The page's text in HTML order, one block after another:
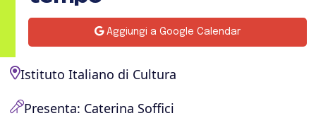
Aggiungi a Google Calendar
Istituto Italiano di Cultura
Presenta: Caterina Soffici